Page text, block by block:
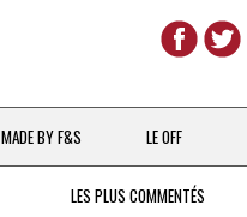
MADE BY F&S
CHEFS & ACTUALITÉS
LE OFF
LES PLUS COMMENTÉS